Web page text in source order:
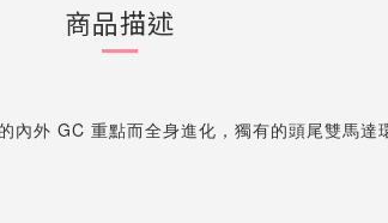
商品描述
外 GC 重點而全身進化，獨有的頭尾雙馬